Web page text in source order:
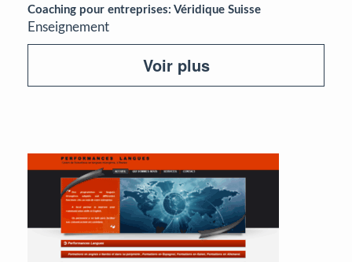
Coaching pour entreprises: Véridique Suisse
Enseignement
Voir plus